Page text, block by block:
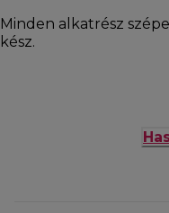
Minden alkatrész
kész.